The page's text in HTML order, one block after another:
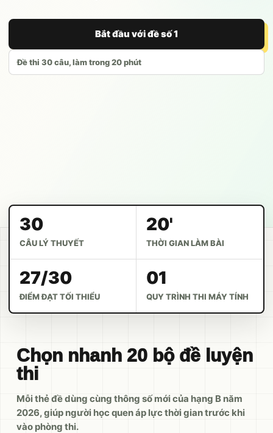
Bắt đầu với đề số 1
Đề thi 30 câu, làm trong 20 phút
30
CÂU LÝ THUYẾT
20'
THỜI GIAN LÀM BÀI
27/30
ĐIỂM ĐẠT TỐI THIỂU
01
QUY TRÌNH THI MÁY TÍNH
Chọn nhanh 20 bộ đề luyện
thi
Mỗi thẻ đề dùng cùng thông số mới của hạng B năm
2026, giúp người học quen áp lực thời gian trước khi
vào phòng thi.